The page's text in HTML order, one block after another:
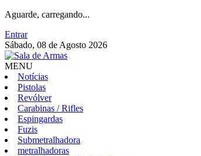
Aguarde, carregando...
Entrar
Sábado, 08 de Agosto 2026
MENU
Notícias
Pistolas
Revólver
Carabinas / Rifles
Espingardas
Fuzis
Submetralhadora
metralhadoras